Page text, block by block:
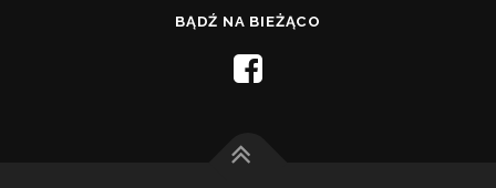
BĄDŹ NA BIEŻĄCO